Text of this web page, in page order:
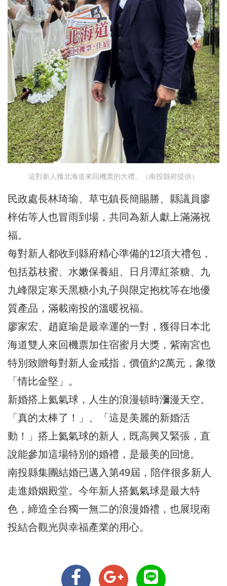
這對新人獲北海道來回機票的大禮。（南投縣府提供）
民政處長林琦瑜、草屯鎮長簡賜勝、縣議員廖
梓佑等人也冒雨到場，共同為新人獻上滿滿祝
福。
每對新人都收到縣府精心準備的12項大禮包，
包括荔枝蜜、水嫩保養組、日月潭紅茶糖、九
九峰限定寒天黑糖小丸子與限定抱枕等在地優
質產品，滿載南投的溫暖祝福。
廖家宏、趙庭瑜是最幸運的一對，獲得日本北
海道雙人來回機票加住宿蜜月大獎，紫南宮也
特別致贈每對新人金戒指，價值約2萬元，象徵
「情比金堅」。
新婚搭上氦氣球，人生的浪漫頓時瀰漫天空。
「真的太棒了！」、「這是美麗的新婚活
動！」搭上氦氣球的新人，既高興又緊張，直
說能參加這場特別的婚禮，是最美的回憶。
南投縣集團結婚已邁入第49屆，陪伴很多新人
走進婚姻殿堂。今年新人搭氦氣球是最大特
色，締造全台獨一無二的浪漫婚禮，也展現南
投結合觀光與幸福產業的用心。